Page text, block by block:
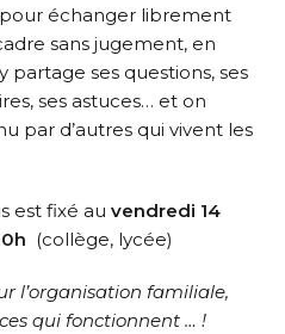
échanger librement
sans jugement, en
ses questions, ses
ses astuces… et on
par d’autres qui vivent les
est fixé au vendredi 14
(collège, lycée)
l’organisation familiale,
qui fonctionnent … !